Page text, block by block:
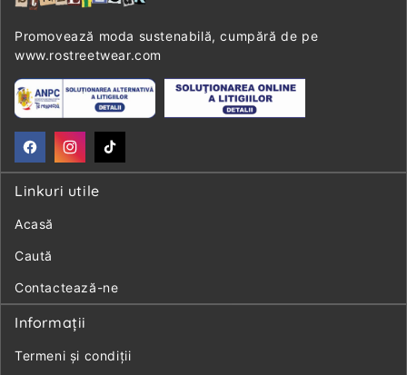
Promovează moda sustenabilă, cumpără de pe
www.rostreetwear.com
FacebookInstagramTikTok
Linkuri utile
Acasă
Caută
Contactează-ne
Informaţii
Termeni și condiții